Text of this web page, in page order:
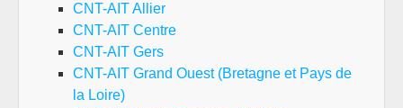
CNT-AIT Allier
CNT-AIT Centre
CNT-AIT Gers
CNT-AIT Grand Ouest (Bretagne et Pays de
la Loire)